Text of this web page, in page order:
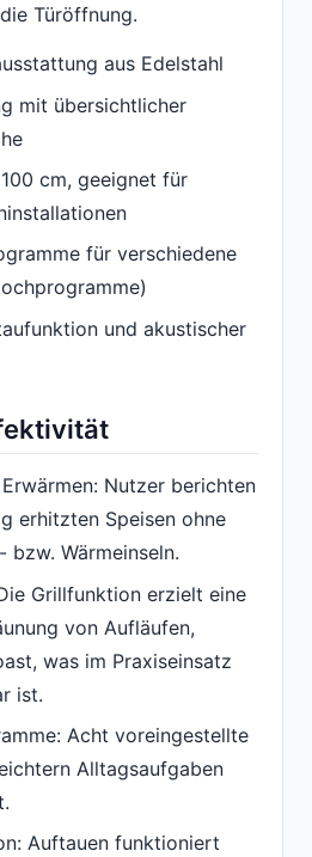
Türöffnung.
aus Edelstahl
mit übersichtlicher
cm, geeignet für
für verschiedene
und akustischer
Nutzer berichten
erhitzten Speisen ohne
bzw. Wärmeinseln.
Grillfunktion erzielt eine
von Aufläufen,
was im Praxiseinsatz
ist.
Acht voreingestellte
Alltagsaufgaben
Auftauen funktioniert